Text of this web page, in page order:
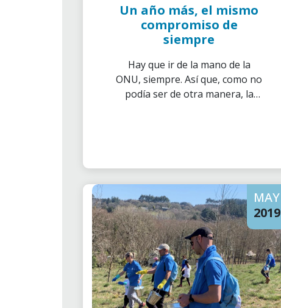
Un año más, el mismo
compromiso de
siempre
Hay que ir de la mano de la
ONU, siempre. Así que, como no
podía ser de otra manera, la
planeta, de sus habitantes y de
las empresas.
MAY
2019